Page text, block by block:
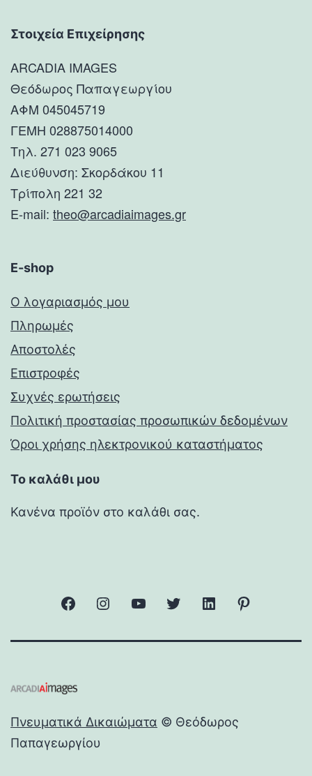
Στοιχεία Επιχείρησης
ARCADIA IMAGES
Θεόδωρος Παπαγεωργίου
ΑΦΜ 045045719
ΓΕΜΗ 028875014000
Τηλ. 271 023 9065
Διεύθυνση: Σκορδάκου 11
Τρίπολη 221 32
E-mail: theo@arcadiaimages.gr
E-shop
Ο λογαριασμός μου
Πληρωμές
Αποστολές
Επιστροφές
Συχνές ερωτήσεις
Πολιτική προστασίας προσωπικών δεδομένων
Όροι χρήσης ηλεκτρονικού καταστήματος
Το καλάθι μου
Κανένα προϊόν στο καλάθι σας.
facebookInstagramYouTube Twitter Linkedin
Πνευματικά Δικαιώματα © Θεόδωρος
Παπαγεωργίου